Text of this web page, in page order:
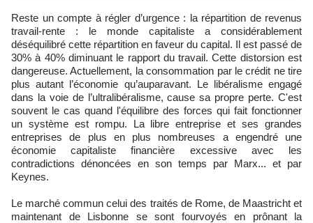
Reste un compte à régler d’urgence : la répartition de revenus
travail-rente : le monde capitaliste a considérablement
déséquilibré cette répartition en faveur du capital. Il est passé de
30% à 40% diminuant le rapport du travail. Cette distorsion est
dangereuse. Actuellement, la consommation par le crédit ne tire
plus autant l’économie qu’auparavant. Le libéralisme engagé
dans la voie de l’ultralibéralisme, cause sa propre perte. C'est
souvent le cas quand l'équilibre des forces qui fait fonctionner
un système est rompu. La libre entreprise et ses grandes
entreprises de plus en plus nombreuses a engendré une
économie capitaliste financière excessive avec les
contradictions dénoncées en son temps par Marx... et par
Keynes.
Le marché commun celui des traités de Rome, de Maastricht et
maintenant de Lisbonne se sont fourvoyés en prônant la